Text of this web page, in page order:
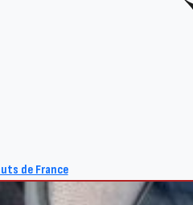
de France